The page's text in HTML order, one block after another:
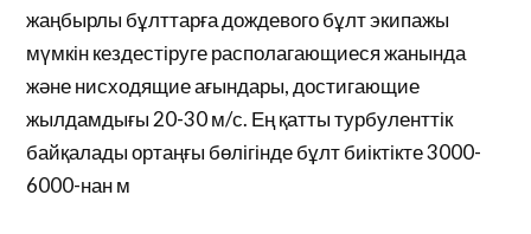
жаңбырлы бұлттарға дождевого бұлт экипажы
мүмкін кездестіруге располагающиеся жанында
және нисходящие ағындары, достигающие
жылдамдығы 20-30 м/с. Ең қатты турбуленттік
байқалады ортаңғы бөлігінде бұлт биіктікте 3000-
6000-нан м